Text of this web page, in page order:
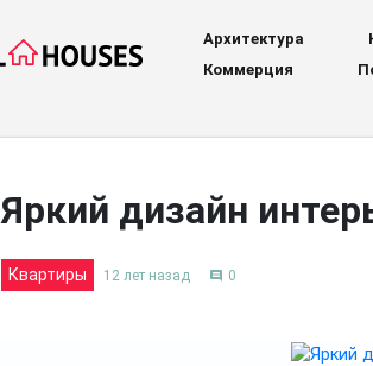
Архитектура
Коммерция
Яркий дизайн
Квартиры 12 лет назад comment 0